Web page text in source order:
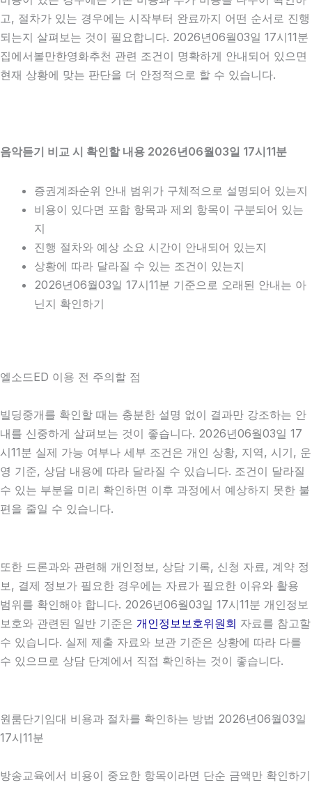
고, 절차가 있는 경우에는 시작부터 완료까지 어떤 순서로 진행
되는지 살펴보는 것이 필요합니다. 2026년06월03일 17시11분
집에서볼만한영화추천 관련 조건이 명확하게 안내되어 있으면
현재 상황에 맞는 판단을 더 안정적으로 할 수 있습니다.
음악듣기 비교 시 확인할 내용 2026년06월03일 17시11분
증권계좌순위 안내 범위가 구체적으로 설명되어 있는지
비용이 있다면 포함 항목과 제외 항목이 구분되어 있는
지
진행 절차와 예상 소요 시간이 안내되어 있는지
상황에 따라 달라질 수 있는 조건이 있는지
2026년06월03일 17시11분 기준으로 오래된 안내는 아
닌지 확인하기
엘소드ED 이용 전 주의할 점
빌딩중개를 확인할 때는 충분한 설명 없이 결과만 강조하는 안
내를 신중하게 살펴보는 것이 좋습니다. 2026년06월03일 17
시11분 실제 가능 여부나 세부 조건은 개인 상황, 지역, 시기, 운
영 기준, 상담 내용에 따라 달라질 수 있습니다. 조건이 달라질
수 있는 부분을 미리 확인하면 이후 과정에서 예상하지 못한 불
편을 줄일 수 있습니다.
또한 드론과와 관련해 개인정보, 상담 기록, 신청 자료, 계약 정
보, 결제 정보가 필요한 경우에는 자료가 필요한 이유와 활용
범위를 확인해야 합니다. 2026년06월03일 17시11분 개인정보
보호와 관련된 일반 기준은 개인정보보호위원회 자료를 참고할
수 있습니다. 실제 제출 자료와 보관 기준은 상황에 따라 다를
수 있으므로 상담 단계에서 직접 확인하는 것이 좋습니다.
원룸단기임대 비용과 절차를 확인하는 방법 2026년06월03일
17시11분
방송교육에서 비용이 중요한 항목이라면 단순 금액만 확인하기